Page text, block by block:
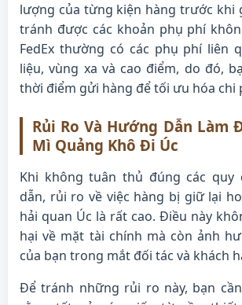
lượng của từng kiện hàng trước khi
tránh được các khoản phụ phí
FedEx thường có các phụ phí liên
liệu, vùng xa và cao điểm, do đó,
thời điểm gửi hàng để tối ưu hóa chi
Rủi Ro Và Hướng Dẫn Làm
Mì Quảng Khô Đi Úc
Khi không tuân thủ đúng các quy
dẫn, rủi ro về việc hàng bị giữ lại
hải quan Úc là rất cao. Điều này
hại về mặt tài chính mà còn ảnh
của bạn trong mắt đối tác và khách
Để tránh những rủi ro này, bạn